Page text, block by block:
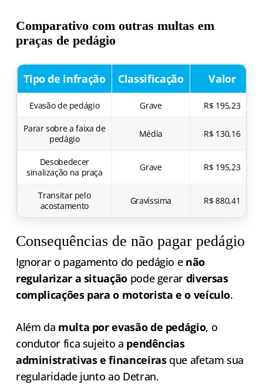
Comparativo com outras multas em
praças de pedágio
Tipo de infração Classificação Valor
Evasão de pedágio Grave R$ 195,23
Parar sobre a faixa de
pedágio
Média R$ 130,16
Desobedecer
sinalização na praça
Grave R$ 195,23
Transitar pelo
acostamento
Gravíssima R$ 880,41
Consequências de não pagar pedágio
Ignorar o pagamento do pedágio e não
regularizar a situaçãopode gerar diversas
complicações para o motorista e o veículo.
Além da multa por evasão de pedágio, o
condutor fica sujeito a pendências
administrativas e financeirasque afetam sua
regularidade junto ao Detran.